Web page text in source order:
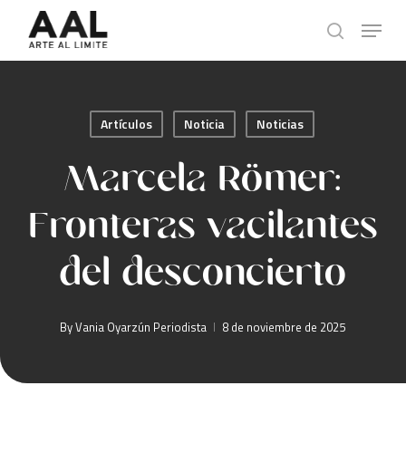
main
search
Menu
Artículos Noticia Noticias
Marcela Römer:
Fronteras vacilantes
del desconcierto
ByVania Oyarzún Periodista 8 de noviembre de 2025